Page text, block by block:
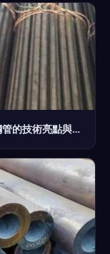
山東豪行金屬材料公司 湖北Q235B冷拔鋼管的技術亮點與應用前景